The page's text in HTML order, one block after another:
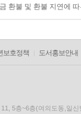
환불 및 환불 지연에
보호정책 도서홍보안내
5층~6층(여의도동,일신